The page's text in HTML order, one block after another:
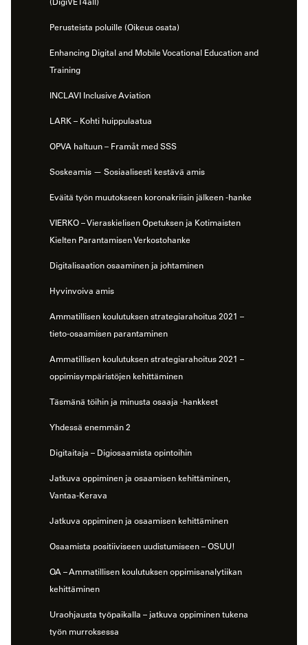
Perusteista poluille (Oikeus osata)
Enhancing Digital and Mobile Vocational Education and
Training
INCLAVI Inclusive Aviation
LARK – Kohti huippulaatua
OPVA haltuun – Framåt med SSS
Soskeamis — Sosiaalisesti kestävä amis
Eväitä työn muutokseen koronakriisin jälkeen -hanke
VIERKO – Vieraskielisen Opetuksen ja Kotimaisten
Kielten Parantamisen Verkostohanke
Digitalisaation osaaminen ja johtaminen
Hyvinvoiva amis
Ammatillisen koulutuksen strategiarahoitus 2021 –
tieto-osaamisen parantaminen
Ammatillisen koulutuksen strategiarahoitus 2021 –
oppimisympäristöjen kehittäminen
Täsmänä töihin ja minusta osaaja -hankkeet
Yhdessä enemmän 2
Digitaitaja – Digiosaamista opintoihin
Jatkuva oppiminen ja osaamisen kehittäminen,
Vantaa-Kerava
Jatkuva oppiminen ja osaamisen kehittäminen
Osaamista positiiviseen uudistumiseen – OSUU!
OA – Ammatillisen koulutuksen oppimisanalytiikan
kehittäminen
Uraohjausta työpaikalla – jatkuva oppiminen tukena
työn murroksessa